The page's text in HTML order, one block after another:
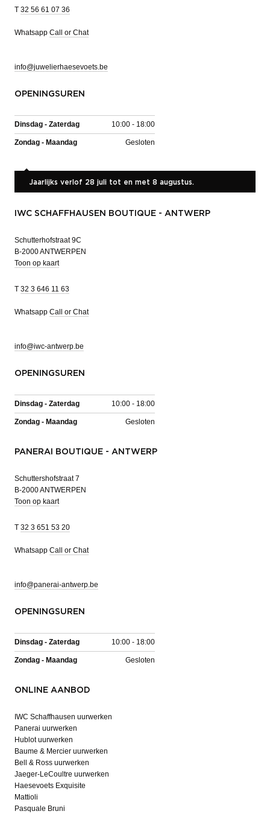
T 32 56 61 07 36
Whatsapp Call or Chat
info@juwelierhaesevoets.be
OPENINGSUREN
Dinsdag - Zaterdag 10:00 - 18:00
Zondag - Maandag Gesloten
Jaarlijks verlof 28 juli tot en met 8 augustus.
IWC SCHAFFHAUSEN BOUTIQUE - ANTWERP
Schutterhofstraat 9C
B-2000 ANTWERPEN
Toon op kaart
T 32 3 646 11 63
Whatsapp Call or Chat
info@iwc-antwerp.be
OPENINGSUREN
Dinsdag - Zaterdag 10:00 - 18:00
Zondag - Maandag Gesloten
PANERAI BOUTIQUE - ANTWERP
Schuttershofstraat 7
B-2000 ANTWERPEN
Toon op kaart
T 32 3 651 53 20
Whatsapp Call or Chat
info@panerai-antwerp.be
OPENINGSUREN
Dinsdag - Zaterdag 10:00 - 18:00
Zondag - Maandag Gesloten
ONLINE AANBOD
IWC Schaffhausen uurwerken
Panerai uurwerken
Hublot uurwerken
Baume & Mercier uurwerken
Bell & Ross uurwerken
Jaeger-LeCoultre uurwerken
Haesevoets Exquisite
Mattioli
Pasquale Bruni